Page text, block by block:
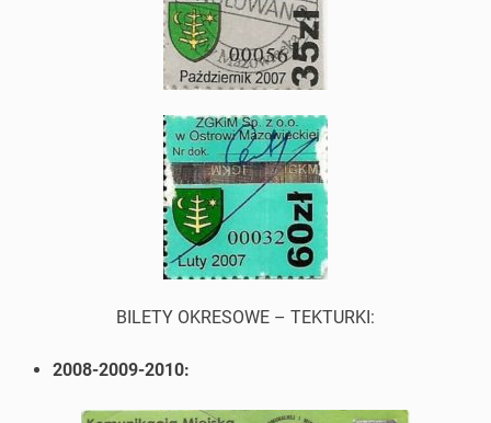
BILETY OKRESOWE – TEKTURKI:
2008-2009-2010: